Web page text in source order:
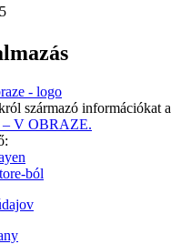
5
származó információkat a
– V OBRAZE.